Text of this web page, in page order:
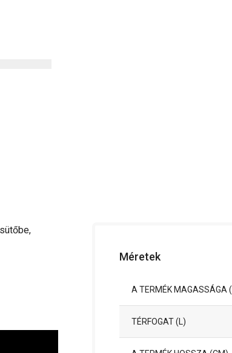
Méretek
A TERMÉK MAGASSÁGA
TÉRFOGAT (L)